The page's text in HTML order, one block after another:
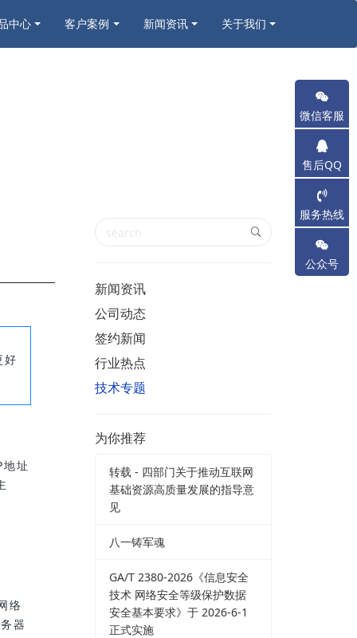
中心 客户案例 新闻资讯 关于我们
好
址
络
器
新闻资讯
公司动态
签约新闻
行业热点
技术专题
为你推荐
转载 - 四部门关于推动互联网
基础资源高质量发展的指导意
见
八一铸军魂
GA/T 2380-2026《信息安全
技术 网络安全等级保护数据
安全基本要求》于 2026-6-1
正式实施
微信客服
售后QQ
服务热线
公众号